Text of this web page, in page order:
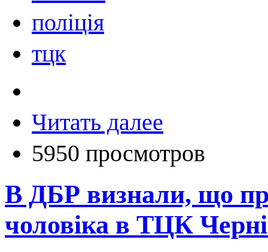
поліція
тцк
Читать далее
5950 просмотров
В ДБР визнали, що
чоловіка в ТЦК